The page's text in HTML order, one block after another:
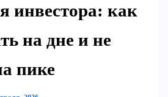
инвестора: как
на дне и не
пике